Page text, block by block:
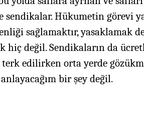
Hükumetin görevi
sağlamaktır, yasaklamak
hiç değil. Sendikaların da
terk edilirken orta yerde
bir şey değil.